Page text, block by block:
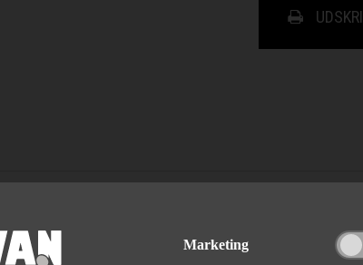
som er bestilt hjem. I mellemtiden er du
Marketing